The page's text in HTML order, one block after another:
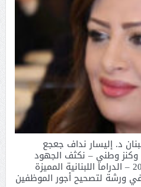
د. إليسار نداف جعجع
وكنز وطني – نكثف الجهود
لنقل مباريات كأس العالم 2026 – الدراما اللبنانية المميزة
ورشة لتصحيح أجور الموظفين